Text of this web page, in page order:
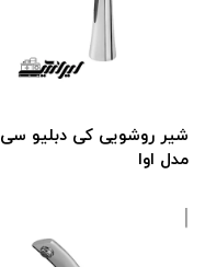
شیر روشویی کی دبلیو سی
مدل اوا